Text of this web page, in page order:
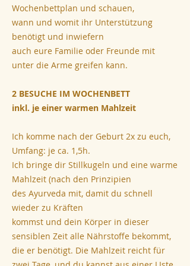
Wochenbettplan und schauen,
wann und womit ihr Unterstützung
benötigt und inwiefern
auch eure Familie oder Freunde mit
unter die Arme greifen kann.
2 BESUCHE IM WOCHENBETT
inkl. je einer warmen Mahlzeit
Ich komme nach der Geburt 2x zu euch,
Umfang: je ca. 1,5h.
Ich bringe dir Stillkugeln und eine warme
Mahlzeit (nach den Prinzipien
des Ayurveda mit, damit du schnell
wieder zu Kräften
kommst und dein Körper in dieser
sensiblen Zeit alle Nährstoffe bekommt,
die er benötigt. Die Mahlzeit reicht für